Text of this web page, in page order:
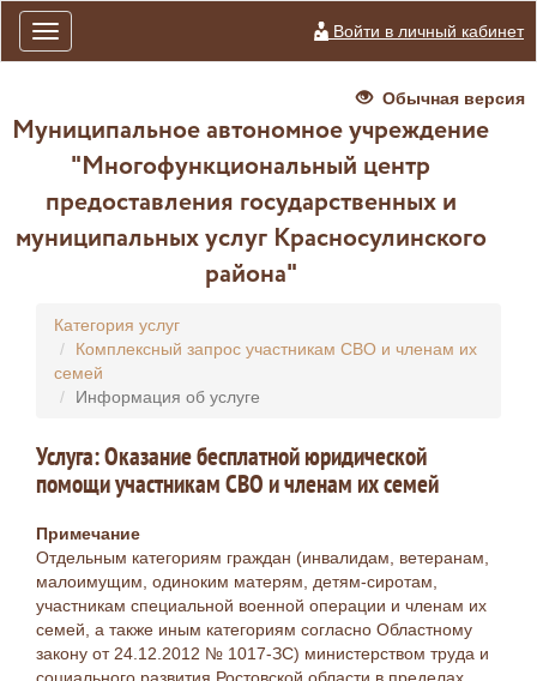
Toggle
navigation
Войти в личный кабинет
Обычная версия
Муниципальное автономное учреждение
"Многофункциональный центр
предоставления государственных и
муниципальных услуг Красносулинского
района"
Категория услуг
Комплексный запрос участникам СВО и членам их
семей
Информация об услуге
Услуга: Оказание бесплатной юридической
помощи участникам СВО и членам их семей
Примечание
Отдельным категориям граждан (инвалидам, ветеранам,
малоимущим, одиноким матерям, детям-сиротам,
участникам специальной военной операции и членам их
семей, а также иным категориям согласно Областному
закону от 24.12.2012 № 1017-ЗС) министерством труда и